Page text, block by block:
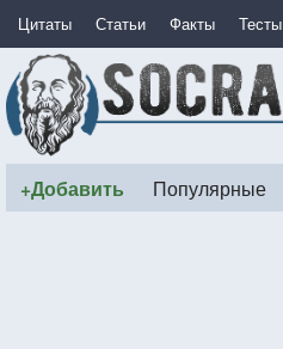
Цитаты Статьи Факты Тесты
+Добавить Популярные